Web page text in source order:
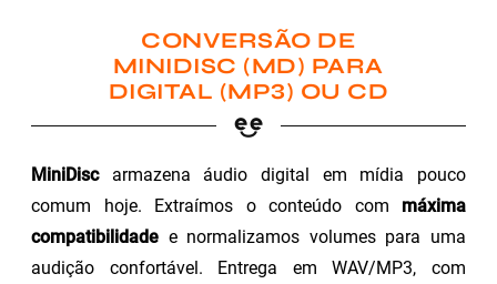
CONVERSÃO DE
MINIDISC (MD) PARA
DIGITAL (MP3) OU CD
MiniDiscarmazena áudio digital em mídia pouco
comum hoje. Extraímos o conteúdo com máxima
compatibilidade e normalizamos volumes para uma
audição confortável. Entrega em WAV/MP3, com